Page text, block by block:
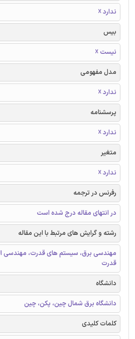
ندارد ☓
بیس
نیست ☓
مدل مفهومی
ندارد ☓
پرسشنامه
ندارد ☓
متغیر
ندارد ☓
رفرنس در ترجمه
در انتهای مقاله درج شده است
رشته و گرایش های مرتبط با این مقاله
مهندسی برق، سیستم های قدرت، مهندسی
قدرت
دانشگاه
دانشگاه برق شمال چین، پکن، چین
کلمات کلیدی